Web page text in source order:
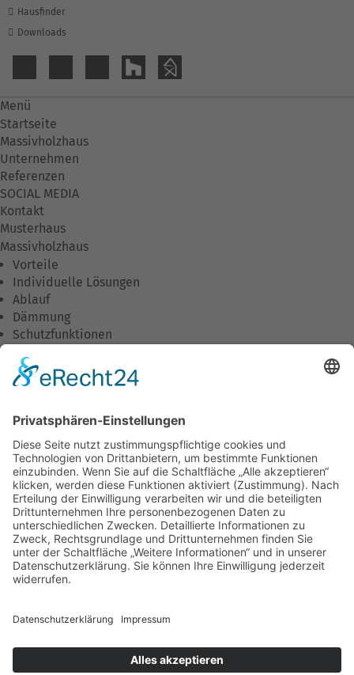
Hausfinder
Downloads
Menü
Startseite
Massivholzhaus
Unternehmen
Referenzen
SOCIAL MEDIA
Kontakt
Musterhaus
Massivholzhaus
Vorteile
Individuelle Lösungen
Ablauf
Dämmung
Schutzfunktionen
Umweltschutz
Wohnkomfort
Unsere Philosophie
Was wir tun
Unser Team
Stellenangebote
Ausbildung/Praktika
Aktuelles
Termine
Umweltleitlinien
Mitgliedschaften